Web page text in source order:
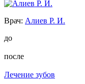
Врач: Алиев Р. И.
до
после
Лечение зубов